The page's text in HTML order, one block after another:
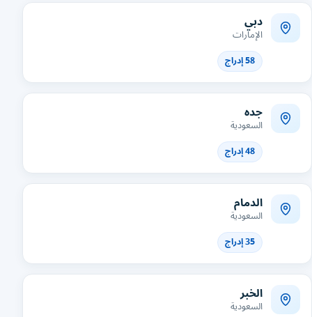
دبي
الإمارات
58 إدراج
جده
السعودية
48 إدراج
الدمام
السعودية
35 إدراج
الخبر
السعودية